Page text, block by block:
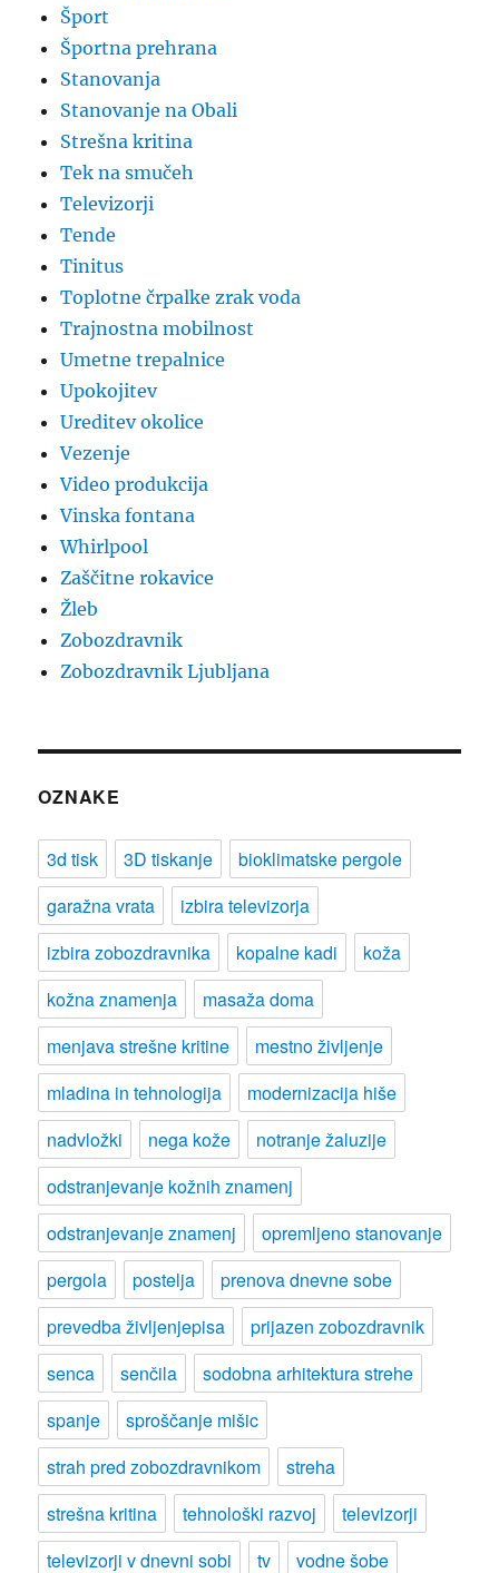
Šport
Športna prehrana
Stanovanja
Stanovanje na Obali
Strešna kritina
Tek na smučeh
Televizorji
Tende
Tinitus
Toplotne črpalke zrak voda
Trajnostna mobilnost
Umetne trepalnice
Upokojitev
Ureditev okolice
Vezenje
Video produkcija
Vinska fontana
Whirlpool
Zaščitne rokavice
Žleb
Zobozdravnik
Zobozdravnik Ljubljana
OZNAKE
3d tisk 3D tiskanje
bioklimatske pergole
garažna vrata
izbira televizorja
izbira zobozdravnika
kopalne kadi
koža
kožna znamenja
masaža doma
menjava strešne kritine
mestno življenje
mladina in tehnologija
modernizacija hiše
nadvložki
nega kože
notranje žaluzije
odstranjevanje kožnih znamenj
odstranjevanje znamenj
opremljeno stanovanje
pergola
postelja
prenova dnevne sobe
prevedba življenjepisa
prijazen zobozdravnik
senca
senčila
sodobna arhitektura strehe
spanje
sproščanje mišic
strah pred zobozdravnikom
streha
strešna kritina
tehnološki razvoj
televizorji
televizorji v dnevni sobi
tv vodne šobe